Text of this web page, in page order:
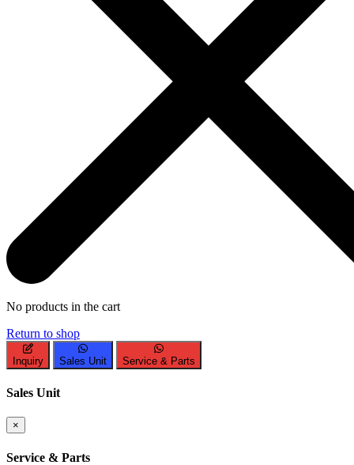
No products in the cart
Return to shop
Inquiry Sales Unit Service & Parts
Sales Unit
×
Service & Parts